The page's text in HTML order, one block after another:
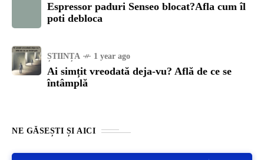
Espressor paduri Senseo blocat?Afla cum îl
poti debloca
ȘTIINȚA 1 year ago
Ai simțit vreodată deja-vu? Află de ce se
întâmplă
NE GĂSEȘTI ȘI AICI